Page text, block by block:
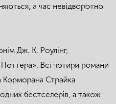
а час невідворотно
Дж. К. Роулінг,
Поттера». Всі чотири романи
Корморана Страйка
бестселерів, а також